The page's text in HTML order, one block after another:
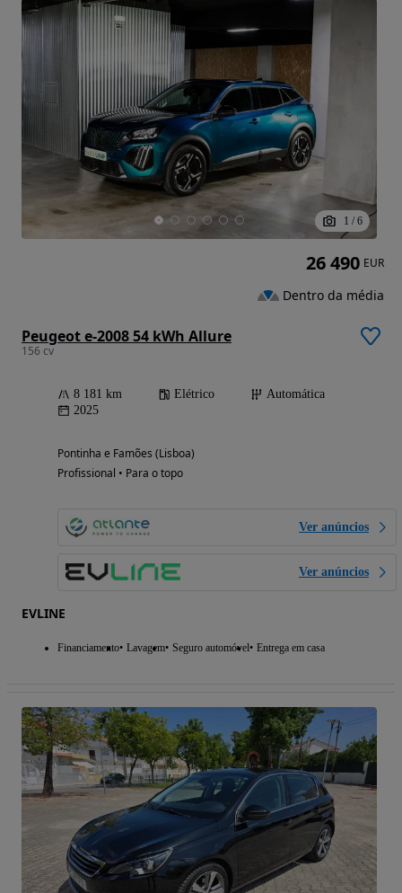
1 / 6
Peugeot e-2008 54 kWh Allure
156 cv
8 181 km Elétrico
Automática
2025
Pontinha e Famões (Lisboa)
Profissional • Para o topo
Ver anúncios
Ver anúncios
EVLINE
Financiamento Lavagem Seguro automóvel Entrega em casa
26 490 EUR
Dentro da média